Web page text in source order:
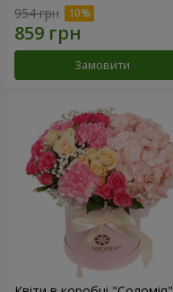
954 грн
Замовити